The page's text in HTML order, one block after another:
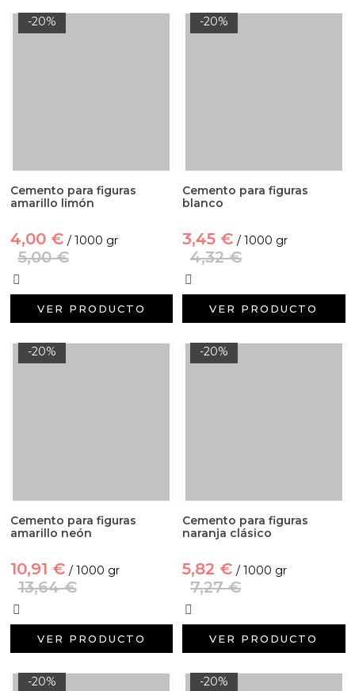
-20%
Cemento para figuras
amarillo limón
4,00 € / 1000 gr
5,00 €
VER PRODUCTO
-20%
Cemento para figuras
blanco
3,45 € / 1000 gr
4,32 €
VER PRODUCTO
-20%
Cemento para figuras
amarillo neón
10,91 € / 1000 gr
13,64 €
VER PRODUCTO
-20%
Cemento para figuras
naranja clásico
5,82 € / 1000 gr
7,27 €
VER PRODUCTO
-20% -20%